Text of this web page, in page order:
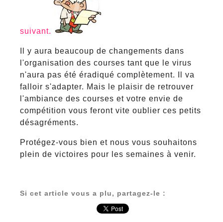
suivant.
Il y aura beaucoup de changements dans
l'organisation des courses tant que le virus
n'aura pas été éradiqué complètement. Il va
falloir s'adapter. Mais le plaisir de retrouver
l'ambiance des courses et votre envie de
compétition vous feront vite oublier ces petits
désagréments.
Protégez-vous bien et nous vous souhaitons
plein de victoires pour les semaines à venir.
Si cet article vous a plu, partagez-le :